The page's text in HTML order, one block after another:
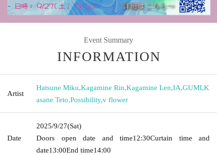
Event Summary
INFORMATION
Artist
Hatsune Miku,Kagamine Rin,Kagamine Len,IA,GUMI,K
asane Teto,Possibility,v flower
Date
2025/9/27(Sat)
Doors open date and time12:30Curtain time and
date13:00End time14:00